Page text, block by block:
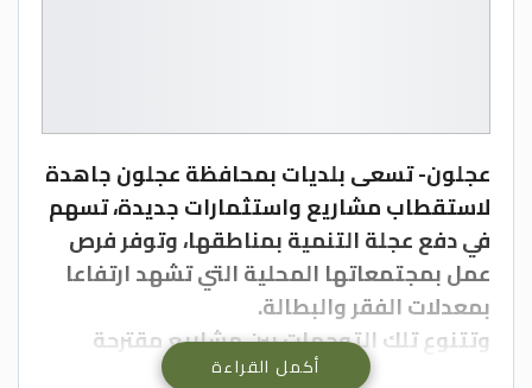
عجلون- تسعى بلديات بمحافظة عجلون جاهدة
لاستقطاب مشاريع واستثمارات جديدة، تسهم
في دفع عجلة التنمية بمناطقها، وتوفر فرص
عمل بمجتمعاتها المحلية التي تشهد ارتفاعا
بمعدلات الفقر والبطالة.
وتتنوع تلك التوجهات بين مشاريع مقترحة
تنفذها تلك البلديات بإمكانياتها الذاتية أو
أكمل القراءة